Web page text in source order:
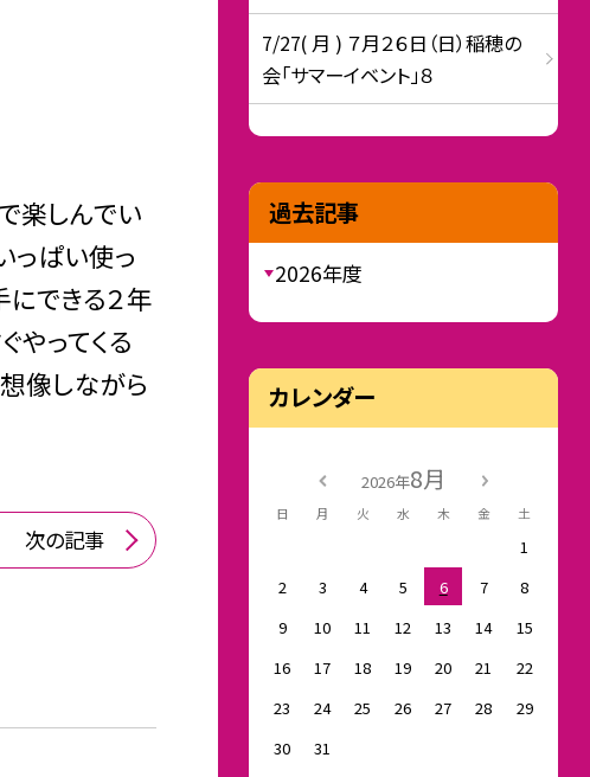
楽しんでい
っぱい使っ
にできる２年
やってくる
像しながら
次の記事
7/27( 月 ) ７月２６日（日）稲穂の
会「サマーイベント」８
過去記事
2026年度
カレンダー
2026年8月
日 月 火 水 木 金 土
1
2
3 4 5 6 7
8
9
10 11 12 13 14
15
16
17 18 19 20 21
22
23
24 25 26 27 28
29
30
31